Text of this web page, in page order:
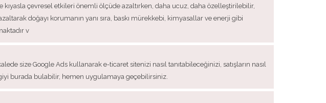
çevresel etkileri önemli ölçüde azaltırken, daha ucuz, daha özelleştirilebilir,
doğayı korumanın yanı sıra, baskı mürekkebi, kimyasallar ve enerji gibi
v
size Google Ads kullanarak e-ticaret sitenizi nasıl tanıtabileceğinizi, satışların nasıl
burada bulabilir, hemen uygulamaya geçebilirsiniz.